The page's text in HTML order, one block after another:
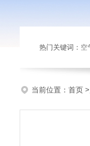
热门关键词： 空
当前位置： 首页 >